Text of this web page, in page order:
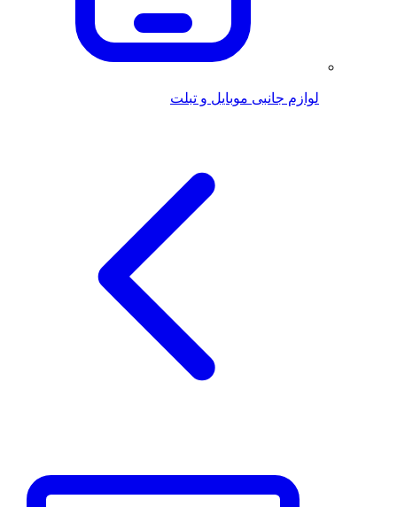
لوازم جانبی موبایل و تبلت